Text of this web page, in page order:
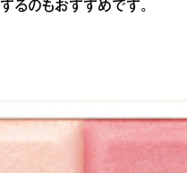
るのもおすすめです。